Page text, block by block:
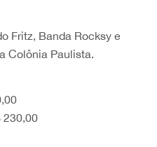
Fritz, Banda Rocksy e
Colônia Paulista.
230,00